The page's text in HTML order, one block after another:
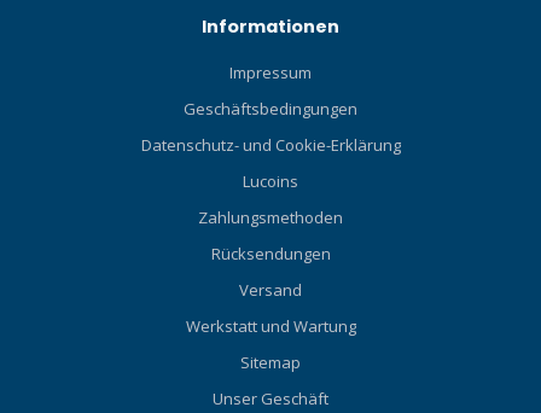
Informationen
Impressum
Geschäftsbedingungen
Datenschutz- und Cookie-Erklärung
Lucoins
Zahlungsmethoden
Rücksendungen
Versand
Werkstatt und Wartung
Sitemap
Unser Geschäft